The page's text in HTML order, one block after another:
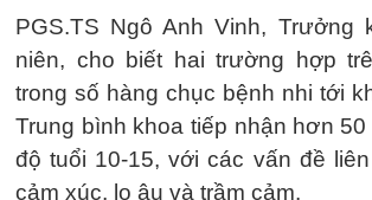
PGS.TS Ngô Anh Vinh, Trưởng
niên, cho biết hai trường hợp
trong số hàng chục bệnh nhi tới
Trung bình khoa tiếp nhận hơn
độ tuổi 10-15, với các vấn đề
cảm xúc, lo âu và trầm cảm.